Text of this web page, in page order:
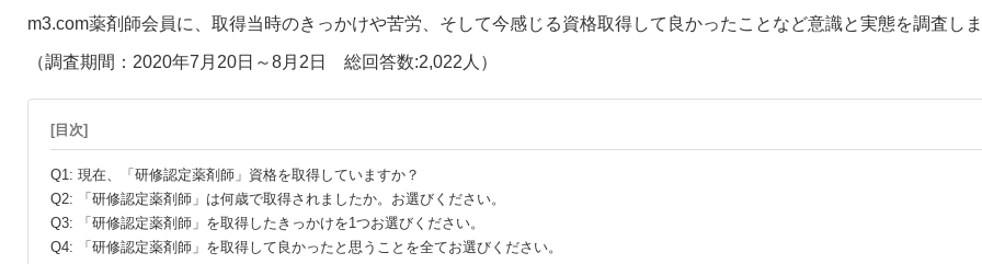
m3.com薬剤師会員に、取得当時のきっかけや苦労、そして今感じる資格取得して良かったことなど意識と実態を調査し
（調査期間：2020年7月20日～8月2日 総回答数:2,022人）
[目次]
Q1: 現在、「研修認定薬剤師」資格を取得していますか？
Q2: 「研修認定薬剤師」は何歳で取得されましたか。お選びください。
Q3: 「研修認定薬剤師」を取得したきっかけを1つお選びください。
Q4: 「研修認定薬剤師」を取得して良かったと思うことを全てお選びください。